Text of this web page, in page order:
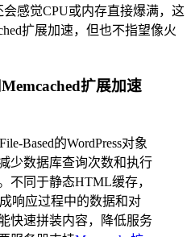
感觉CPU或内存直接爆满，这
扩展加速，但也不指望像火
扩展加速
Based的WordPress对象
少数据库查询次数和执行
不同于静态HTML缓存，
响应过程中的数据和对
快速拼装内容，降低服务